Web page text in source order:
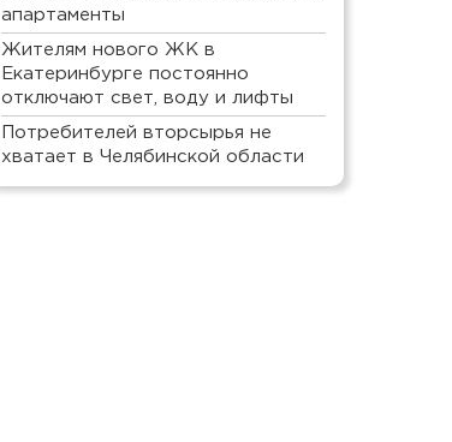
апартаменты
Жителям нового ЖК в
Екатеринбурге постоянно
отключают свет, воду и лифты
Потребителей вторсырья не
хватает в Челябинской области